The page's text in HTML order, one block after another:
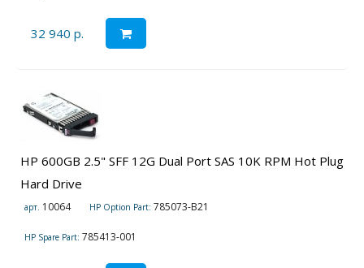
32 940 р.
HP 600GB 2.5" SFF 12G Dual Port SAS 10K RPM Hot Plug
Hard Drive
арт. 10064 HP Option Part: 785073-B21
HP Spare Part: 785413-001